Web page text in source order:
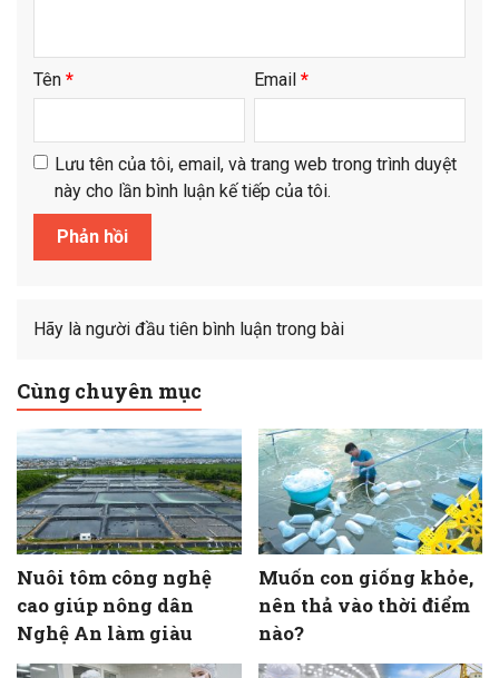
Tên * Email *
Lưu tên của tôi, email, và trang web trong trình duyệt
này cho lần bình luận kế tiếp của tôi.
Hãy là người đầu tiên bình luận trong bài
Cùng chuyên mục
Nuôi tôm công nghệ
cao giúp nông dân
Nghệ An làm giàu
Muốn con giống khỏe,
nên thả vào thời điểm
nào?